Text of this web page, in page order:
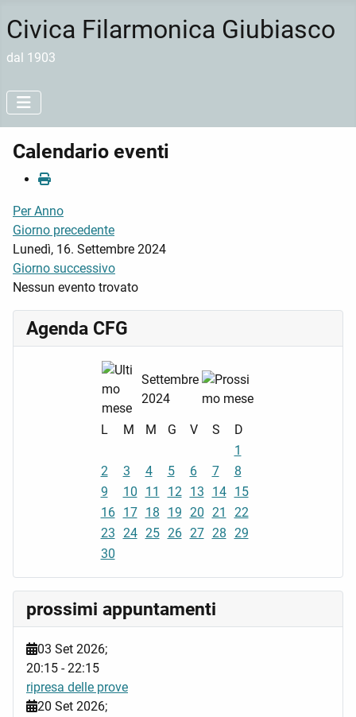
Civica Filarmonica Giubiasco
dal 1903
Calendario eventi
Per Anno
Giorno precedente
Lunedì, 16. Settembre 2024
Giorno successivo
Nessun evento trovato
Agenda CFG
Settembre
2024
L M M G V S
D
1
2
3 4 5 6 7
8
9
10 11 12 13 14
15
16
17 18 19 20 21
22
23 24 25 26 27 28 29
30
prossimi appuntamenti
03 Set 2026;
20:15 -22:15
ripresa delle prove
20 Set 2026;